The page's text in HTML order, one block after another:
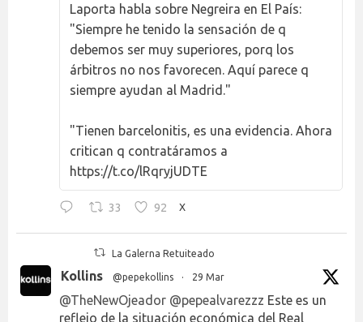
Laporta habla sobre Negreira en El País:
"Siempre he tenido la sensación de q
debemos ser muy superiores, porq los
árbitros no nos favorecen. Aquí parece q
siempre ayudan al Madrid."
"Tienen barcelonitis, es una evidencia. Ahora
critican q contratáramos a
https://t.co/lRqryjUDTE
33 92 X
La Galerna Retuiteado
Kollins @pepekollins · 29 Mar
@TheNewOjeador @pepealvarezzz Este es un
reflejo de la situación económica del Real